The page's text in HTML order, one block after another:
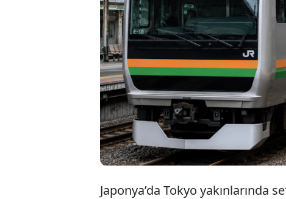
Tokyo
gizemli
nefes
hastaneye
Japonya’da Tokyo yakınlarında